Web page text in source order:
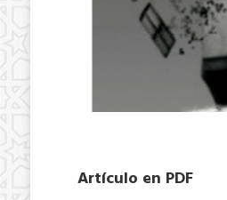
Artículo en PDF